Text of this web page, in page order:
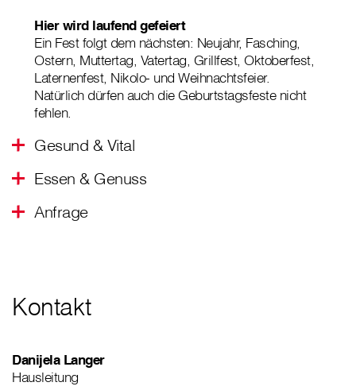
Hier wird laufend gefeiert
Ein Fest folgt dem nächsten: Neujahr, Fasching,
Ostern, Muttertag, Vatertag, Grillfest, Oktoberfest,
Laternenfest, Nikolo- und Weihnachtsfeier.
Natürlich dürfen auch die Geburtstagsfeste nicht
fehlen.
Gesund & Vital
Essen & Genuss
Anfrage
Kontakt
Danijela Langer
Hausleitung